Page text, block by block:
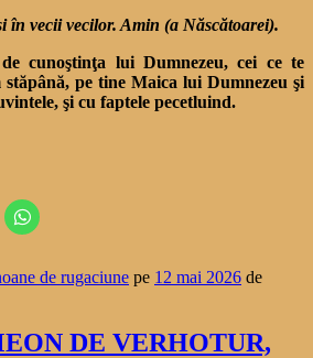
în vecii vecilor. Amin (a Născătoarei).
cunoştinţa lui Dumnezeu, cei ce te
stăpână, pe tine Maica lui Dumnezeu şi
şi cu faptele pecetluind.
de rugaciune pe 12 mai 2026 de
DE VERHOTUR,